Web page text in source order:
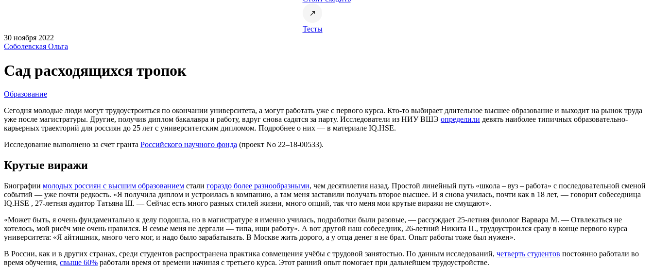
Тесты
30 ноября 2022
Соболевская Ольга
Сад расходящихся тропок
Образование
Сегодня молодые люди могут трудоустроиться по окончании университета, а могут работать уже с первого курса. Кто-то выбирает длительное высшее образование и выходит на рынок труда
уже после магистратуры. Другие, получив диплом бакалавра и работу, вдруг снова садятся за парту. Исследователи из НИУ ВШЭ определили девять наиболее типичных образовательно-
карьерных траекторий для россиян до 25 лет с университетским дипломом. Подробнее о них — в материале IQ.HSE.
Исследование выполнено за счет гранта Российского научного фонда (проект No 22–18-00533).
Крутые виражи
Биографии молодых россиян с высшим образованием стали гораздо более разнообразными, чем десятилетия назад. Простой линейный путь «школа – вуз – работа» с последовательной сменой
событий — уже почти редкость. «Я получила диплом и устроилась в компанию, а там меня заставили получать второе высшее. И я снова училась, почти как в 18 лет, — говорит собеседница
IQ.HSE , 27-летняя аудитор Татьяна Ш. — Сейчас есть много разных стилей жизни, много опций, так что меня мои крутые виражи не смущают».
«Может быть, я очень фундаментально к делу подошла, но в магистратуре я именно училась, подработки были разовые, — рассуждает 25-летняя филолог Варвара М. — Отвлекаться не
хотелось, мой рисёч мне очень нравился. В семье меня не дергали — типа, ищи работу». А вот другой наш собеседник, 26-летний Никита П., трудоустроился сразу в конце первого курса
университета: «Я айтишник, много чего мог, и надо было зарабатывать. В Москве жить дорого, а у отца денег я не брал. Опыт работы тоже был нужен».
В России, как и в других странах, среди студентов распространена практика совмещения учёбы с трудовой занятостью. По данным исследований, четверть студентов постоянно работали во
время обучения, свыше 60% работали время от времени начиная с третьего курса. Этот ранний опыт помогает при дальнейшем трудоустройстве.